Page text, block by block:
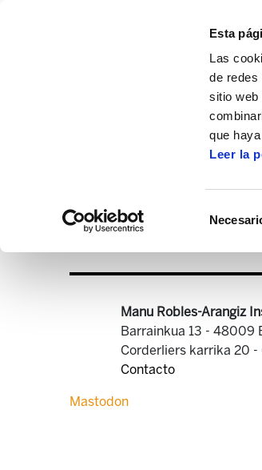
Esta
Las
de redes
sitio web
que
Leer la
Centro de
Manu Robles-Arangiz
Barrainkua 13 - 48009
Corderliers karrika 20 -
Contacto
Mastodon